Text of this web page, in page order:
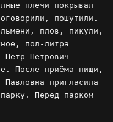
плечи покрывал
пошутили.
плов, пикули,
пол-литра
Пётр Петрович
После приёма пищи,
пригласила
Перед парком